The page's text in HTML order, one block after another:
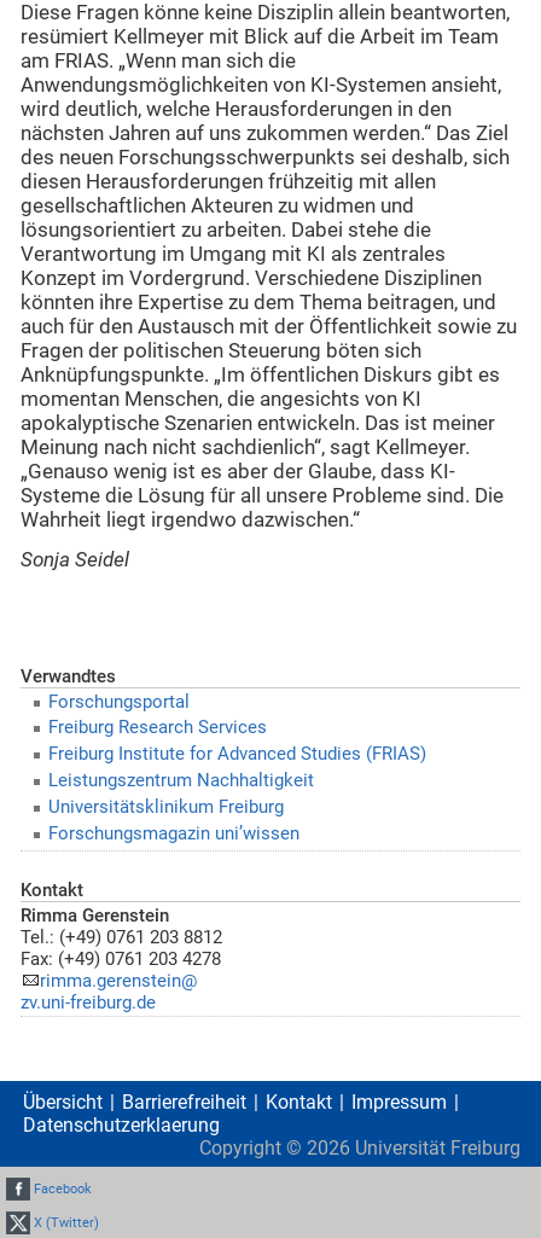
Diese Fragen könne keine Disziplin allein beantworten,
resümiert Kellmeyer mit Blick auf die Arbeit im Team
am FRIAS. „Wenn man sich die
Anwendungsmöglichkeiten von KI-Systemen ansieht,
wird deutlich, welche Herausforderungen in den
nächsten Jahren auf uns zukommen werden.“ Das Ziel
des neuen Forschungsschwerpunkts sei deshalb, sich
diesen Herausforderungen frühzeitig mit allen
gesellschaftlichen Akteuren zu widmen und
lösungsorientiert zu arbeiten. Dabei stehe die
Verantwortung im Umgang mit KI als zentrales
Konzept im Vordergrund. Verschiedene Disziplinen
könnten ihre Expertise zu dem Thema beitragen, und
auch für den Austausch mit der Öffentlichkeit sowie zu
Fragen der politischen Steuerung böten sich
Anknüpfungspunkte. „Im öffentlichen Diskurs gibt es
momentan Menschen, die angesichts von KI
apokalyptische Szenarien entwickeln. Das ist meiner
Meinung nach nicht sachdienlich“, sagt Kellmeyer.
„Genauso wenig ist es aber der Glaube, dass KI-
Systeme die Lösung für all unsere Probleme sind. Die
Wahrheit liegt irgendwo dazwischen.“
Sonja Seidel
Verwandtes
Forschungsportal
Freiburg Research Services
Freiburg Institute for Advanced Studies (FRIAS)
Leistungszentrum Nachhaltigkeit
Universitätsklinikum Freiburg
Forschungsmagazin uni’wissen
Kontakt
Rimma Gerenstein
Tel.: (+49) 0761 203 8812
Fax: (+49) 0761 203 4278
rimma.gerenstein@
zv.uni-freiburg.de
Übersicht Barrierefreiheit Kontakt
Impressum
Datenschutzerklaerung
Copyright © 2026 Universität Freiburg
Facebook
X (Twitter)